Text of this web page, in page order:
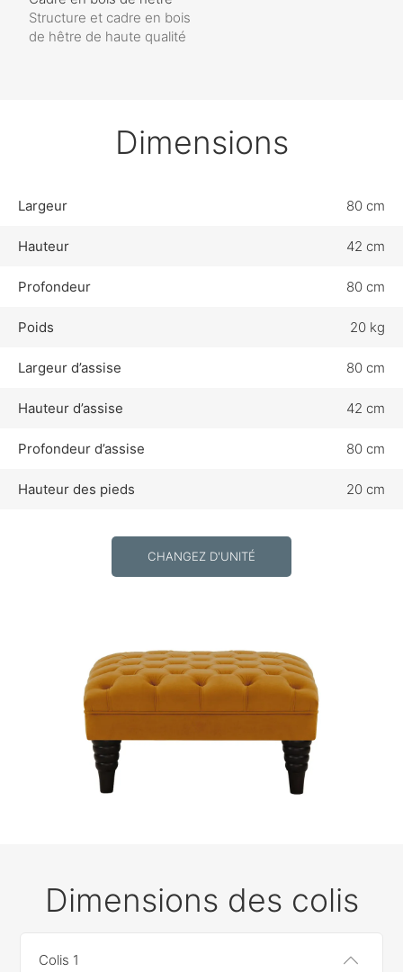
Structure et cadre en bois
de hêtre de haute qualité
Dimensions
Largeur 80 cm
Hauteur 42 cm
Profondeur 80 cm
Poids 20 kg
Largeur d’assise 80 cm
Hauteur d’assise 42 cm
Profondeur d’assise 80 cm
Hauteur des pieds 20 cm
CHANGEZ D'UNITÉ
Dimensions des colis
Colis 1